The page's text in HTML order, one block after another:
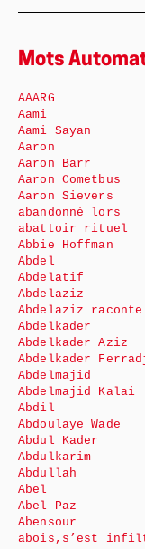
Mots
AAARG
Aami
Aami Sayan
Aaron
Aaron Barr
Aaron Cometbus
Aaron Sievers
abandonné lors
abattoir rituel
Abbie Hoffman
Abdel
Abdelatif
Abdelaziz
Abdelaziz raconte
Abdelkader
Abdelkader Aziz
Abdelkader
Abdelmajid
Abdelmajid Kalai
Abdil
Abdoulaye Wade
Abdul Kader
Abdulkarim
Abdullah
Abel
Abel Paz
Abensour
abois,s’est